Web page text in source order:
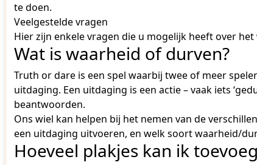
te doen.
Veelgestelde vragen
Hier zijn enkele vragen die u mogelijk heeft over
Wat is waarheid of durven?
Truth or dare is een spel waarbij twee of meer
uitdaging. Een uitdaging is een actie – vaak iets
beantwoorden.
Ons wiel kan helpen bij het nemen van de
een uitdaging uitvoeren, en welk soort waarheid/
Hoeveel plakjes kan ik